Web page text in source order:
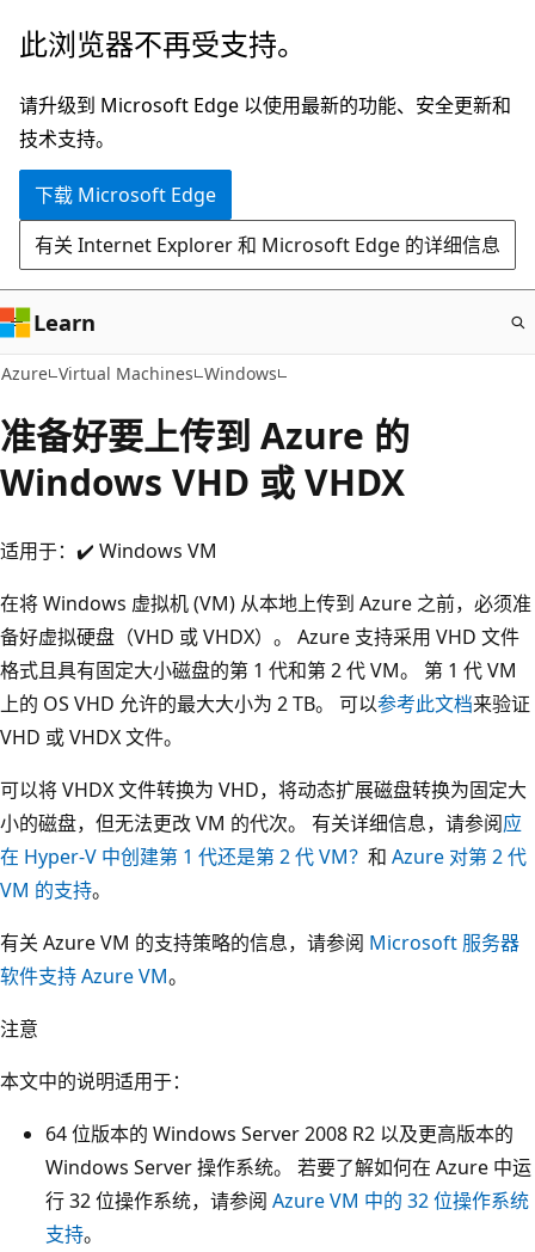
跳
主
要
内
此浏览器不再受支持。
请升级到 Microsoft Edge 以使用最新的功能、安全更新和
技术支持。
下载 Microsoft Edge
有关 Internet Explorer 和 Microsoft Edge 的详细信息
Learn
Azure Virtual Machines Windows
准备好要上传到 Azure 的
Windows VHD 或 VHDX
适用于：✔️ Windows VM
在将 Windows 虚拟机 (VM) 从本地上传到 Azure 之前，必须准
备好虚拟硬盘（VHD 或 VHDX）。 Azure 支持采用 VHD 文件
格式且具有固定大小磁盘的第 1 代和第 2 代 VM。 第 1 代 VM
上的 OS VHD 允许的最大大小为 2 TB。 可以参考此文档来验证
VHD 或 VHDX 文件。
可以将 VHDX 文件转换为 VHD，将动态扩展磁盘转换为固定大
小的磁盘，但无法更改 VM 的代次。 有关详细信息，请参阅应
在 Hyper-V 中创建第 1 代还是第 2 代 VM？ 和 Azure 对第 2 代
VM 的支持。
有关 Azure VM 的支持策略的信息，请参阅 Microsoft 服务器
软件支持 Azure VM。
注意
本文中的说明适用于：
64 位版本的 Windows Server 2008 R2 以及更高版本的
Windows Server 操作系统。 若要了解如何在 Azure 中运
行 32 位操作系统，请参阅 Azure VM 中的 32 位操作系统
支持。